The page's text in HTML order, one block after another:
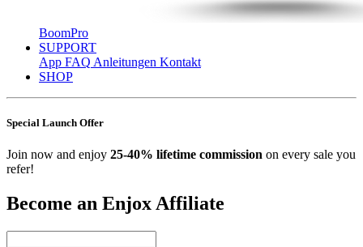
BoomPro
SUPPORT
App FAQ Anleitungen Kontakt
SHOP
Special Launch Offer
Join now and enjoy 25-40% lifetime commission on every sale you
refer!
Become an Enjox Affiliate